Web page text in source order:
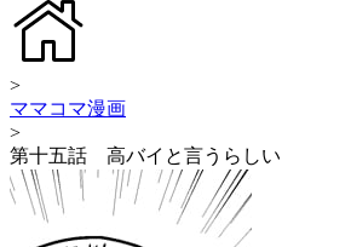
>
ママコマ漫画
>
第十五話 高バイと言うらしい